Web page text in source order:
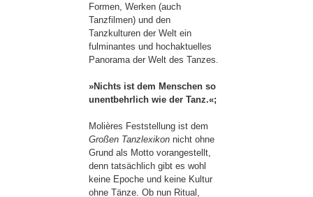
Formen, Werken (auch
Tanzfilmen) und den
Tanzkulturen der Welt ein
fulminantes und hochaktuelles
Panorama der Welt des Tanzes.
»Nichts ist dem Menschen so
unentbehrlich wie der Tanz.«;
Molières Feststellung ist dem
Großen Tanzlexikon nicht ohne
Grund als Motto vorangestellt,
denn tatsächlich gibt es wohl
keine Epoche und keine Kultur
ohne Tänze. Ob nun Ritual,